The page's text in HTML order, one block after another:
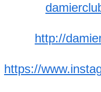
http://
https://